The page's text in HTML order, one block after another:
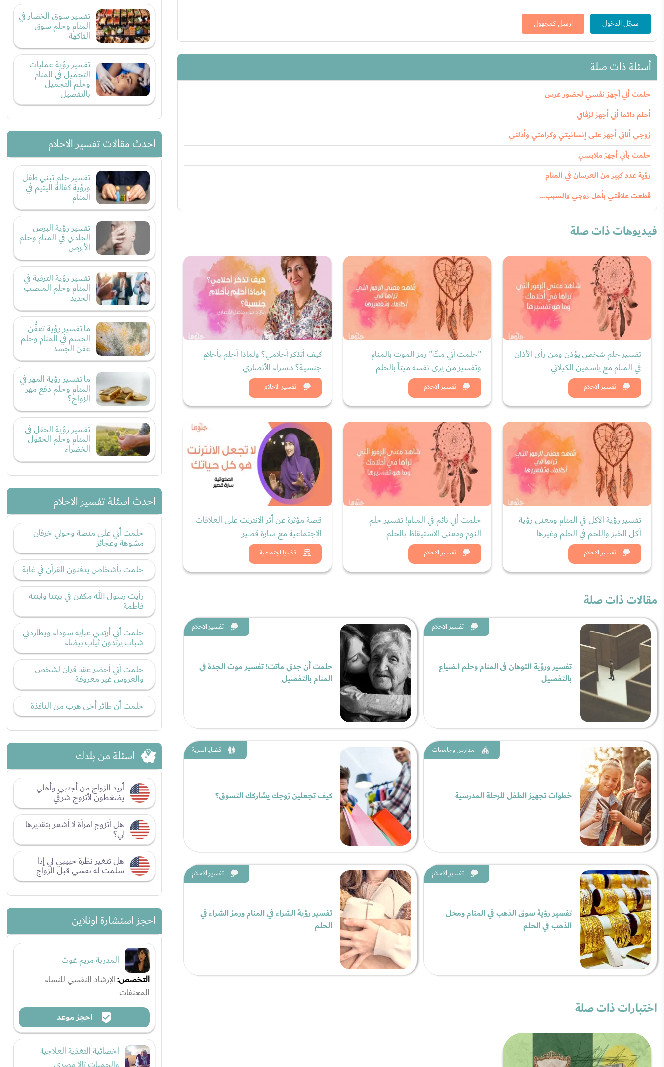
سجّل الدخول ارسل كمجهول
أسئلة ذات صلة
حلمت أني أجهز نفسي لحضور عرس
أحلم دائما أني أجهز لزفافي
زوجي أناني أجهز على إنسانيتي وكرامتي وأذلني
حلمت بأني أجهز ملابسي
رؤية عدد كبير من العرسان في المنام
قطعت علاقتي بأهل زوجي والسبب...
فيديوهات ذات صلة
تفسير الاحلام
تفسير حلم شخص يؤذن ومن رأى الأذان
في المنام مع ياسمين الكيلاني
شاهد الان
تفسير الاحلام
"حلمت أني متّ" رمز الموت بالمنام
وتفسير من يرى نفسه ميتاً بالحلم
شاهد الان
تفسير الاحلام
كيف أتذكر أحلامي؟ ولماذا أحلم بأحلام
جنسية؟ د.سراء الأنصاري
شاهد الان
تفسير الاحلام
تفسير رؤية الأكل في المنام ومعنى رؤية
أكل الخبز واللحم في الحلم وغيرها
شاهد الان
تفسير الاحلام
حلمت أني نائم في المنام! تفسير حلم
النوم ومعنى الاستيقاظ بالحلم
شاهد الان
قضايا اجتماعية
قصة مؤثرة عن أثر الانترنت على العلاقات
الاجتماعية مع سارة قصير
شاهد الان
مقالات ذات صلة
تفسير الاحلام
تفسير ورؤية التوهان في المنام وحلم الضياع
بالتفصيل
تفسير الاحلام
حلمت أن جدتي ماتت! تفسير موت الجدة في
المنام بالتفصيل
مدارس وجامعات
خطوات تجهيز الطفل للرحلة المدرسية
قضايا اسرية
كيف تجعلين زوجك يشاركك التسوق؟
تفسير الاحلام
تفسير رؤية سوق الذهب في المنام ومحل
الذهب في الحلم
تفسير الاحلام
تفسير رؤية الشراء في المنام ورمز الشراء في
الحلم
اختبارات ذات صلة
تفسير سوق الخضار في
المنام وحلم سوق
الفاكهة
تفسير رؤية عمليات
التجميل في المنام
وحلم التجميل
بالتفصيل
احدث مقالات تفسير الاحلام
تفسير حلم تبني طفل
ورؤية كفالة اليتيم في
المنام
تفسير رؤية البرص
الجلدي في المنام وحلم
الأبرص
تفسير رؤية الترقية في
المنام وحلم المنصب
الجديد
ما تفسير رؤية تعفُّن
الجسم في المنام وحلم
عفن الجسد
ما تفسير رؤية المهر في
المنام وحلم دفع مهر
الزواج؟
تفسير رؤية الحقل في
المنام وحلم الحقول
الخضراء
احدث اسئلة تفسير الاحلام
حلمت أني على منصة وحولي خرفان
مشوهة وعجائز
حلمت بأشخاص يدفنون القرآن في غابة
رأيت رسول الله مكفن في بيتنا وابنته
فاطمة
حلمت أني أرتدي عبايه سوداء ويطاردني
شباب يرتدون ثياب بيضاء
حلمت أني أحضر عقد قران لشخص
والعروس غير معروفة
حلمت أن طائر أخي هرب من النافذة
اسئلة من بلدك
أريد الزواج من أجنبي وأهلي
يضغطون لأتزوج شرقي
هل أتزوج امرأة لا أشعر بتقديرها
لي؟
هل تتغير نظرة حبيبي لي إذا
سلمت له نفسي قبل الزواج
احجز استشارة اونلاين
المدربة مريم غوث
التخصص:الإرشاد النفسي للنساء
المعنفات
احجز موعد
اخصائية التغذية العلاجية
والحميات تالا مصري